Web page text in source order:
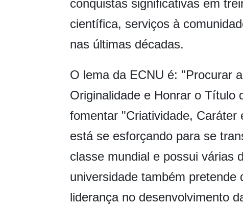
conquistas significativas em
científica, serviços à
nas últimas décadas.
O lema da ECNU é: "Procurar
Originalidade e Honrar o Título
fomentar "Criatividade, Caráter
está se esforçando para se
classe mundial e possui várias
universidade também pretende
liderança no desenvolvimento